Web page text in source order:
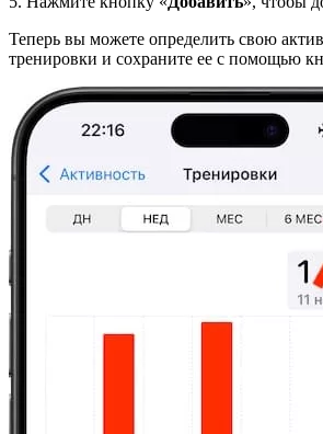
Теперь вы можете определить свою
тренировки и сохраните ее с помощью